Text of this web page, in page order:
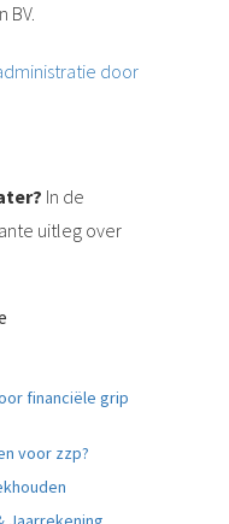
BV.
In de
uitleg over
financiële grip
voor zzp?